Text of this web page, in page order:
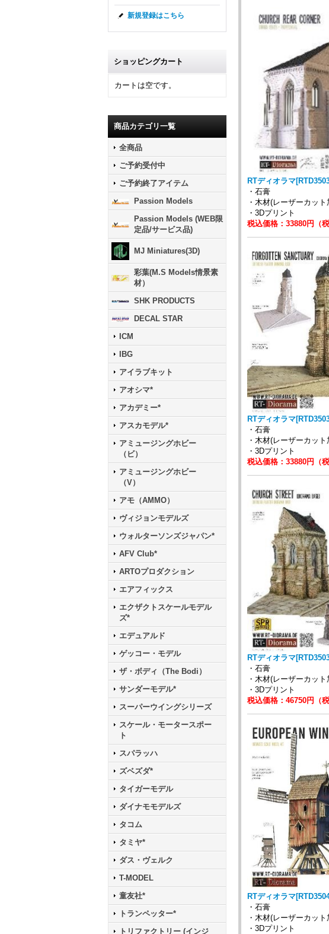
新規登録はこちら
ショッピングカート
カートは空です。
商品カテゴリ一覧
全商品
ご予約受付中
ご予約終了アイテム
Passion Models
Passion Models (WEB限
定品/サービス品)
MJ Miniatures(3D)
彩葉(M.S Models情景素
材）
SHK PRODUCTS
DECAL STAR
ICM
IBG
アイラブキット
アオシマ*
アカデミー*
アスカモデル*
アミュージングホビー
（ビ）
アミュージングホビー
（V）
アモ（AMMO）
ヴィジョンモデルズ
ウォルターソンズジャパン*
AFV Club*
ARTOプロダクション
エアフィックス
エクザクトスケールモデル
ズ*
エデュアルド
ゲッコー・モデル
ザ・ボディ（The Bodi）
サンダーモデル*
スーパーウイングシリーズ
スケール・モータースポー
ト
スパラッハ
ズベズダ*
タイガーモデル
ダイナモモデルズ
タコム
タミヤ*
ダス・ヴェルク
T-MODEL
童友社*
トランペッター*
トリファクトリー (インジ
RTディオラマ
・石膏
・木材(レーザーカッ
・3Dプリント
税込価格：33880円（
RTディオラマ
・石膏
・木材(レーザーカッ
・3Dプリント
税込価格：33880円（
RTディオラマ
・石膏
・木材(レーザーカッ
・3Dプリント
税込価格：46750円（
RTディオラマ
・石膏
・木材(レーザーカッ
・3Dプリント